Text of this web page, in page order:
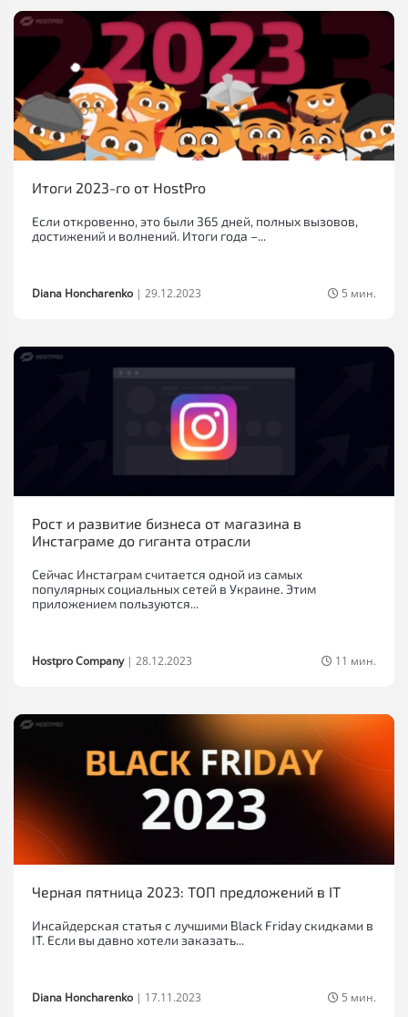
Итоги 2023-го от HostPro
Если откровенно, это были 365 дней, полных вызовов,
достижений и волнений. Итоги года –...
Diana Honcharenko | 29.12.2023 5 мин.
Рост и развитие бизнеса от магазина в
Инстаграме до гиганта отрасли
Сейчас Инстаграм считается одной из самых
популярных социальных сетей в Украине. Этим
приложением пользуются...
Hostpro Company| 28.12.2023 11 мин.
Черная пятница 2023: ТОП предложений в IT
Инсайдерская статья с лучшими Black Friday скидками в
IT. Если вы давно хотели заказать...
Diana Honcharenko | 17.11.2023 5 мин.